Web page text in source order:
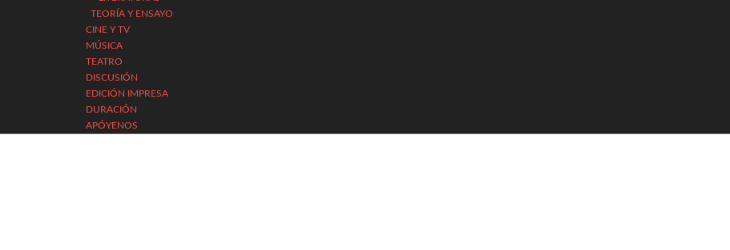
TEORÍA Y ENSAYO
CINE Y TV
MÚSICA
TEATRO
DISCUSIÓN
EDICIÓN IMPRESA
DURACIÓN
APÓYENOS